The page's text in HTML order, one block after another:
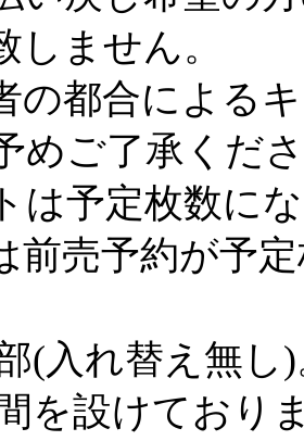
しません。
の都合による
めご了承くだ
は予定枚数に
前売予約が予
(入れ替え無
を設けており